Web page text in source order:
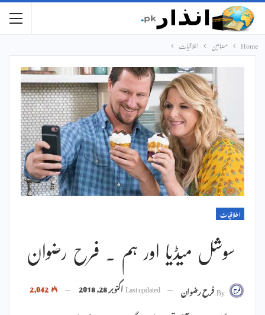
Home مضامین اخلاقیات
اخلاقیات
سوشل میڈیا اور ہم ۔ فرح رضوان
Byفرح رضوان Last updatedاکتوبر 28, 2018